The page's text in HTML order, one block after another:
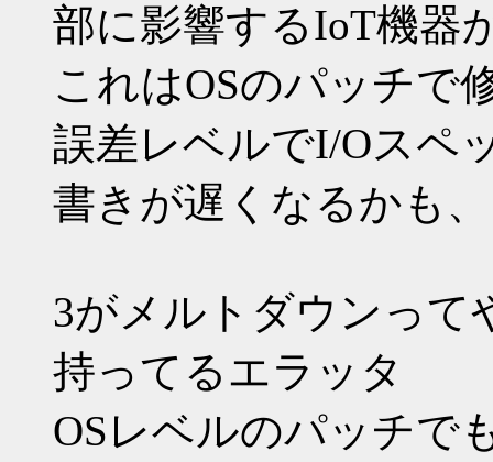
部に影響するIoT機器
これはOSのパッチで
誤差レベルでI/Oスペ
書きが遅くなるかも
3がメルトダウンって
持ってるエラッタ
OSレベルのパッチで